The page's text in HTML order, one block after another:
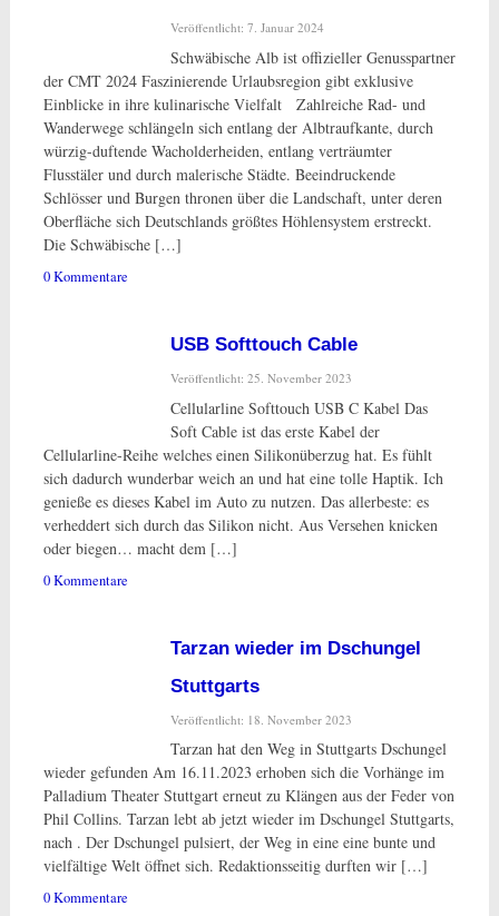
Veröffentlicht: 7. Januar 2024
Schwäbische Alb ist offizieller Genusspartner
der CMT 2024 Faszinierende Urlaubsregion gibt exklusive
Einblicke in ihre kulinarische Vielfalt Zahlreiche Rad- und
Wanderwege schlängeln sich entlang der Albtraufkante, durch
würzig-duftende Wacholderheiden, entlang verträumter
Flusstäler und durch malerische Städte. Beeindruckende
Schlösser und Burgen thronen über die Landschaft, unter deren
Oberfläche sich Deutschlands größtes Höhlensystem erstreckt.
Die Schwäbische […]
0 Kommentare
USB Softtouch Cable
Veröffentlicht: 25. November 2023
Cellularline Softtouch USB C Kabel Das
Soft Cable ist das erste Kabel der
Cellularline-Reihe welches einen Silikonüberzug hat. Es fühlt
sich dadurch wunderbar weich an und hat eine tolle Haptik. Ich
genieße es dieses Kabel im Auto zu nutzen. Das allerbeste: es
verheddert sich durch das Silikon nicht. Aus Versehen knicken
oder biegen… macht dem […]
0 Kommentare
Tarzan wieder im Dschungel
Stuttgarts
Veröffentlicht: 18. November 2023
Tarzan hat den Weg in Stuttgarts Dschungel
wieder gefunden Am 16.11.2023 erhoben sich die Vorhänge im
Palladium Theater Stuttgart erneut zu Klängen aus der Feder von
Phil Collins. Tarzan lebt ab jetzt wieder im Dschungel Stuttgarts,
nach . Der Dschungel pulsiert, der Weg in eine eine bunte und
vielfältige Welt öffnet sich. Redaktionsseitig durften wir […]
0 Kommentare